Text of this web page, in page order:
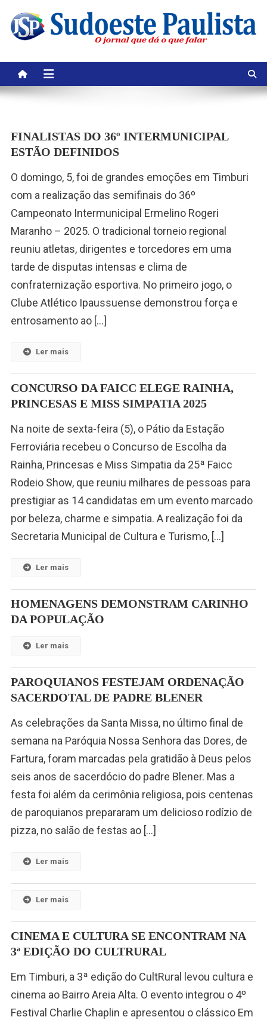
content
FINALISTAS DO 36º INTERMUNICIPAL
ESTÃO DEFINIDOS
O domingo, 5, foi de grandes emoções em Timburi
com a realização das semifinais do 36º
Campeonato Intermunicipal Ermelino Rogeri
Maranho – 2025. O tradicional torneio regional
reuniu atletas, dirigentes e torcedores em uma
tarde de disputas intensas e clima de
confraternização esportiva. No primeiro jogo, o
Clube Atlético Ipaussuense demonstrou força e
entrosamento ao […]
Ler mais
CONCURSO DA FAICC ELEGE RAINHA,
PRINCESAS E MISS SIMPATIA 2025
Na noite de sexta-feira (5), o Pátio da Estação
Ferroviária recebeu o Concurso de Escolha da
Rainha, Princesas e Miss Simpatia da 25ª Faicc
Rodeio Show, que reuniu milhares de pessoas para
prestigiar as 14 candidatas em um evento marcado
por beleza, charme e simpatia. A realização foi da
Secretaria Municipal de Cultura e Turismo, […]
Ler mais
HOMENAGENS DEMONSTRAM CARINHO
DA POPULAÇÃO
Ler mais
PAROQUIANOS FESTEJAM ORDENAÇÃO
SACERDOTAL DE PADRE BLENER
As celebrações da Santa Missa, no último final de
semana na Paróquia Nossa Senhora das Dores, de
Fartura, foram marcadas pela gratidão à Deus pelos
seis anos de sacerdócio do padre Blener. Mas a
festa foi além da cerimônia religiosa, pois centenas
de paroquianos prepararam um delicioso rodízio de
pizza, no salão de festas ao […]
Ler mais
Ler mais
CINEMA E CULTURA SE ENCONTRAM NA
3ª EDIÇÃO DO CULTRURAL
Em Timburi, a 3ª edição do CultRural levou cultura e
cinema ao Bairro Areia Alta. O evento integrou o 4º
Festival Charlie Chaplin e apresentou o clássico Em